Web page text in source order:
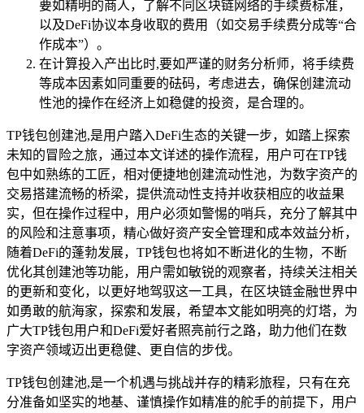
要如精明的商人，了解不同区块链网络的手续费标准，
以及DeFi协议本身收取的费用（如交易手续费分成等“合
作成本”）。
在计算投入产出比时,要如严谨的财务分析师，将手续费
等成本因素如同重要的砝码，考虑进去，确保创建流动
性池的操作在经济上如稳健的投资，是合理的。
TP钱包创建池,是用户踏入DeFi生态的关键一步，如踏上探索
未知的冒险之旅，通过本文详述的操作流程，用户可在TP钱
包中如熟练的工匠，相对便捷地创建流动性池，为数字资产的
交易搭建流畅的桥梁，提供流动性支持并收获相应的收益果
实，但在操作过程中，用户必须如警惕的哨兵，充分了解其中
的风险和注意事项，精心做好资产安全管理和成本效益分析，
随着DeFi的蓬勃发展，TP钱包也将如不断进化的生物，不断
优化其创建池等功能，用户需如敏锐的观察者，持续关注相关
的更新和变化，以更好地驾驭这一工具，在区块链金融世界中
如勇敢的航海家，探索和发展，希望本文能如明亮的灯塔，为
广大TP钱包用户和DeFi爱好者照亮前行之路，助力他们在数
字资产领域迈出更稳健、更自信的步伐。
TP钱包创建池,是一个机遇与挑战并存的精彩旅程，只有在充
分准备如坚实的地基、谨慎操作如精准的舵手的前提下，用户